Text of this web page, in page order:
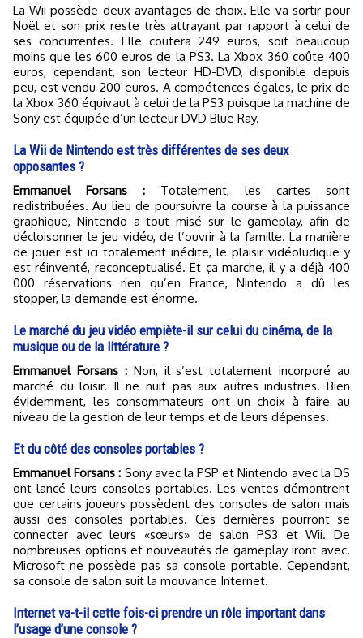
La Wii possède deux avantages de choix. Elle va sortir pour
Noël et son prix reste très attrayant par rapport à celui de
ses concurrentes. Elle coutera 249 euros, soit beaucoup
moins que les 600 euros de la PS3. La Xbox 360 coûte 400
euros, cependant, son lecteur HD-DVD, disponible depuis
peu, est vendu 200 euros. A compétences égales, le prix de
la Xbox 360 équivaut à celui de la PS3 puisque la machine de
Sony est équipée d’un lecteur DVD Blue Ray.
La Wii de Nintendo est très différentes de ses deux
opposantes ?
Emmanuel Forsans : Totalement, les cartes sont
redistribuées. Au lieu de poursuivre la course à la puissance
graphique, Nintendo a tout misé sur le gameplay, afin de
décloisonner le jeu vidéo, de l’ouvrir à la famille. La manière
de jouer est ici totalement inédite, le plaisir vidéoludique y
est réinventé, reconceptualisé. Et ça marche, il y a déjà 400
000 réservations rien qu’en France, Nintendo a dû les
stopper, la demande est énorme.
Le marché du jeu vidéo empiète-il sur celui du cinéma, de la
musique ou de la littérature ?
Emmanuel Forsans :Non, il s’est totalement incorporé au
marché du loisir. Il ne nuit pas aux autres industries. Bien
évidemment, les consommateurs ont un choix à faire au
niveau de la gestion de leur temps et de leurs dépenses.
Et du côté des consoles portables ?
Emmanuel Forsans : Sony avec la PSP et Nintendo avec la DS
ont lancé leurs consoles portables. Les ventes démontrent
que certains joueurs possèdent des consoles de salon mais
aussi des consoles portables. Ces dernières pourront se
connecter avec leurs «sœurs» de salon PS3 et Wii. De
nombreuses options et nouveautés de gameplay iront avec.
Microsoft ne possède pas sa console portable. Cependant,
sa console de salon suit la mouvance Internet.
Internet va-t-il cette fois-ci prendre un rôle important dans
l’usage d’une console ?